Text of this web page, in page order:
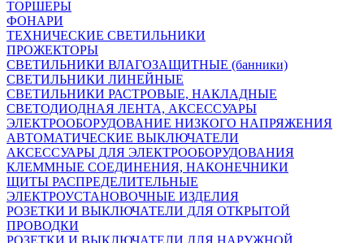
ТОРШЕРЫ
ФОНАРИ
ТЕХНИЧЕСКИЕ СВЕТИЛЬНИКИ
ПРОЖЕКТОРЫ
СВЕТИЛЬНИКИ ВЛАГОЗАЩИТНЫЕ (банники)
СВЕТИЛЬНИКИ ЛИНЕЙНЫЕ
СВЕТИЛЬНИКИ РАСТРОВЫЕ, НАКЛАДНЫЕ
СВЕТОДИОДНАЯ ЛЕНТА, АКСЕССУАРЫ
ЭЛЕКТРООБОРУДОВАНИЕ НИЗКОГО НАПРЯЖЕНИЯ
АВТОМАТИЧЕСКИЕ ВЫКЛЮЧАТЕЛИ
АКСЕССУАРЫ ДЛЯ ЭЛЕКТРООБОРУДОВАНИЯ
КЛЕММНЫЕ СОЕДИНЕНИЯ, НАКОНЕЧНИКИ
ЩИТЫ РАСПРЕДЕЛИТЕЛЬНЫЕ
ЭЛЕКТРОУСТАНОВОЧНЫЕ ИЗДЕЛИЯ
РОЗЕТКИ И ВЫКЛЮЧАТЕЛИ ДЛЯ ОТКРЫТОЙ
ПРОВОДКИ
РОЗЕТКИ И ВЫКЛЮЧАТЕЛИ ДЛЯ НАРУЖНОЙ